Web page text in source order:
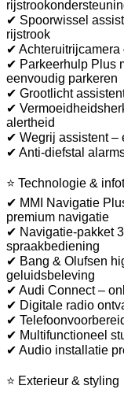
✔ Spoorwissel
rijstrook
✔ Achteruitrijcamera
✔ Parkeerhulp Plus
eenvoudig parkeren
✔ Grootlicht
✔
alertheid
✔ Wegrij assistent –
✔ Anti-diefstal
⭐ Technologie &
✔ MMI Navigatie
premium navigatie
✔ Navigatie-pakket
spraakbediening
✔ Bang & Olufsen
geluidsbeleving
✔ Audi Connect –
✔ Digitale radio
✔
✔ Multifunctioneel
✔ Audio installatie
⭐ Exterieur & styling